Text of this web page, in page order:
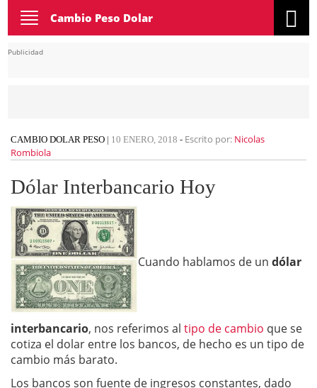
Toggle
navigation
Cambio Peso Dolar
Publicidad
CAMBIO DOLAR PESO | 10 ENERO, 2018 - Escrito por: Nicolas
Rombiola
Dólar Interbancario Hoy
Cuando hablamos de un dólar
interbancario, nos referimos al tipo de cambio que se
cotiza el dolar entre los bancos, de hecho es un tipo de
cambio más barato.
Los bancos son fuente de ingresos constantes, dado